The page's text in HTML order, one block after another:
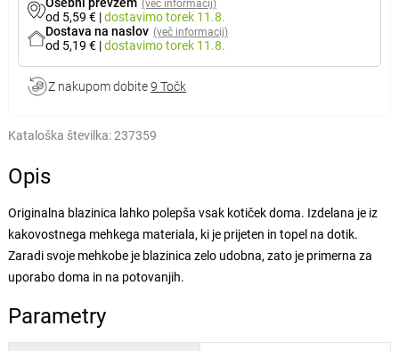
(več informacij)
od 5,59 € |dostavimotorek 11.8.
Dostava na naslov (več informacij)
od 5,19 € |dostavimotorek 11.8.
Z nakupom dobite9 Točk
Kataloška številka:237359
Opis
Originalna blazinica lahko polepša vsak kotiček doma. Izdelana je iz
kakovostnega mehkega materiala, ki je prijeten in topel na dotik.
Zaradi svoje mehkobe je blazinica zelo udobna, zato je primerna za
uporabo doma in na potovanjih.
Parametry